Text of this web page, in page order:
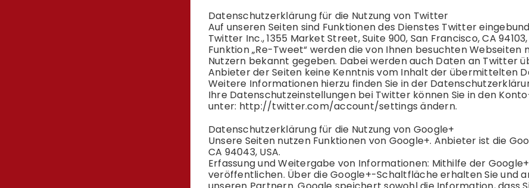
Datenschutzerklärung für die Nutzung von Twitter
Auf unseren Seiten sind Funktionen des Dienstes Twitter
Twitter Inc., 1355 Market Street, Suite 900, San Francisco, CA
Funktion „Re-Tweet“ werden die von Ihnen besuchten
Nutzern bekannt gegeben. Dabei werden auch Daten an Twitter
Anbieter der Seiten keine Kenntnis vom Inhalt der übermittelten
Weitere Informationen hierzu finden Sie in der Datenschutz
Ihre Datenschutzeinstellungen bei Twitter können Sie in den
unter: http://twitter.com/account/settings ändern.
Datenschutzerklärung für die Nutzung von Google+
Unsere Seiten nutzen Funktionen von Google+. Anbieter ist die
CA 94043, USA.
Erfassung und Weitergabe von Informationen: Mithilfe der
veröffentlichen. Über die Google+-Schaltfläche erhalten Sie und